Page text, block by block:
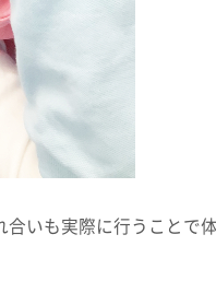
いも実際に行うことで